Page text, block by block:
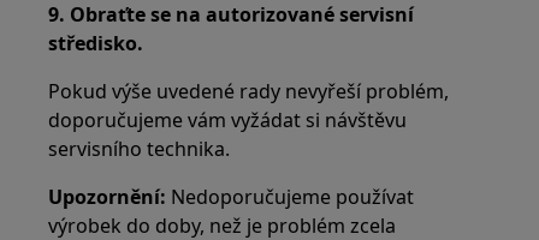
9. Obraťte se na autorizované servisní
středisko.
Pokud výše uvedené rady nevyřeší problém,
doporučujeme vám vyžádat si návštěvu
servisního technika.
Upozornění: Nedoporučujeme používat
výrobek do doby, než je problém zcela